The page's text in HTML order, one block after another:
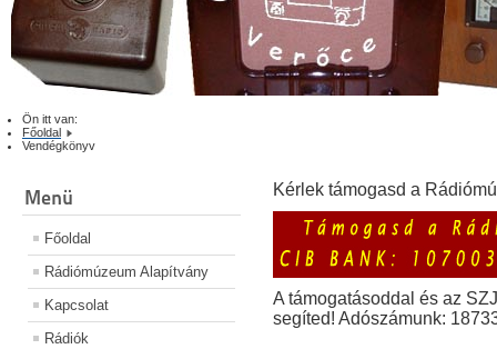
Ön itt van:
Főoldal
Vendégkönyv
Menü
Főoldal
Rádiómúzeum Alapítvány
Kapcsolat
Rádiók
Kérlek támogasd a
A támogatásoddal és az
segíted! Adószámunk: